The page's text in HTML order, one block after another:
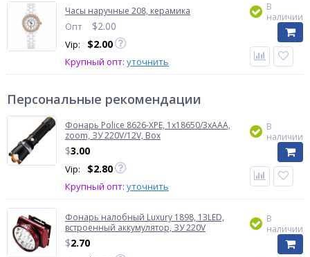
Часы наручные 208, керамика
Опт $2.00
Vip: $2.00
Крупный опт: уточнить
В
наличии
Персональные рекомендации
Фонарь Police 8626-XPE, 1х18650/3xAAA,
zoom, ЗУ 220V/12V, Box
$3.00
Vip: $2.80
Крупный опт: уточнить
В
наличии
Фонарь налобный Luxury 1898, 13LED,
встроенный аккумулятор, ЗУ 220V
$2.70
В
наличии